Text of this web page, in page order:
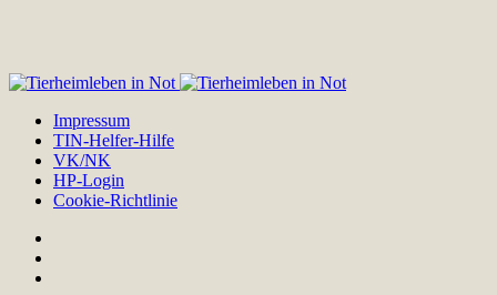
Impressum
TIN-Helfer-Hilfe
VK/NK
HP-Login
Cookie-Richtlinie